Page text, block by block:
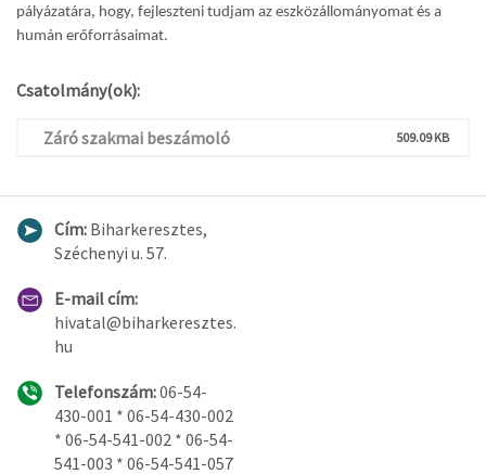
pályázatára, hogy, fejleszteni tudjam az eszközállományomat és a
humán erőforrásaimat.
Csatolmány(ok):
Záró szakmai beszámoló 509.09 KB
Cím: Biharkeresztes,
Széchenyi u. 57.
E-mail cím:
hivatal@biharkeresztes.
hu
Telefonszám:06-54-
430-001 * 06-54-430-002
* 06-54-541-002 * 06-54-
541-003 * 06-54-541-057